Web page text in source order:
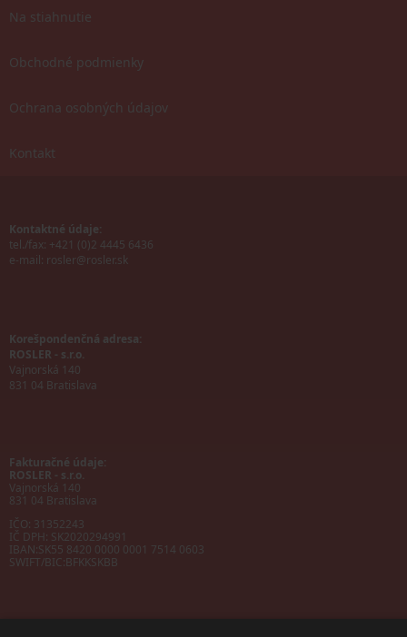
Na stiahnutie
Obchodné podmienky
Ochrana osobných údajov
Kontakt
Kontaktné údaje:
tel./fax: +421 (0)2 4445 6436
e-mail: rosler@rosler.sk
Korešpondenčná adresa:
ROSLER - s.r.o.
Vajnorská 140
831 04 Bratislava
Fakturačné údaje:
ROSLER - s.r.o.
Vajnorská 140
831 04 Bratislava
IČO: 31352243
IČ DPH: SK2020294991
IBAN:SK55 8420 0000 0001 7514 0603
SWIFT/BIC:BFKKSKBB